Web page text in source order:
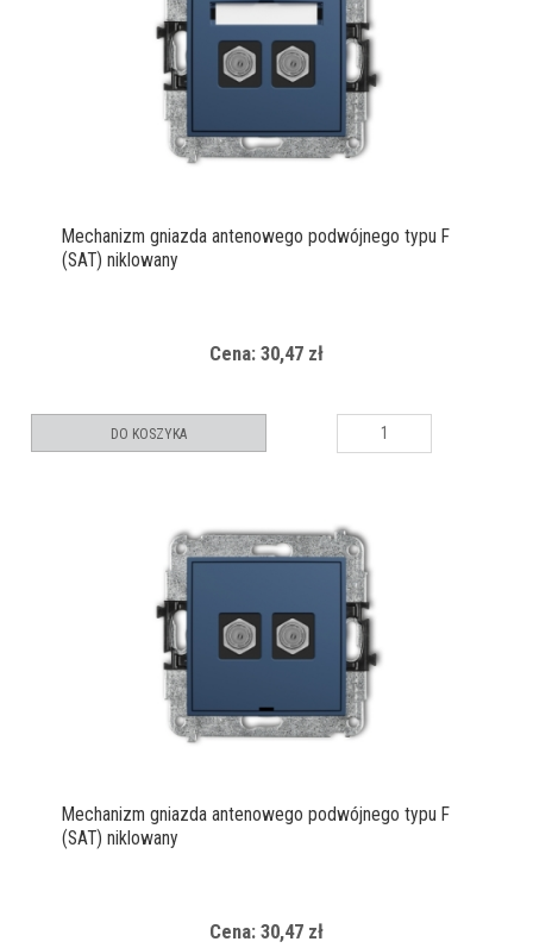
Mechanizm gniazda antenowego podwójnego typu F
(SAT) niklowany
Cena: 30,47 zł
DO KOSZYKA
Mechanizm gniazda antenowego podwójnego typu F
(SAT) niklowany
Cena: 30,47 zł